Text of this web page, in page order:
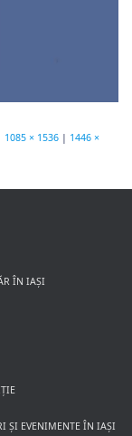
1085 × 1536 | 1446 ×
ÎN IAȘI
ȘI EVENIMENTE ÎN IAȘI